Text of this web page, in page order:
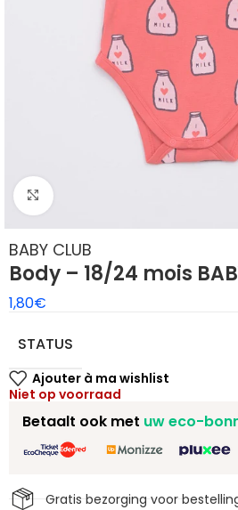
Klik om te vergroten
BABY CLUB
Body – 18/24 mois
1,80€
STATUS
Niet op voorraad
Gratis bezorging voor
Betaalt ook met uw eco-